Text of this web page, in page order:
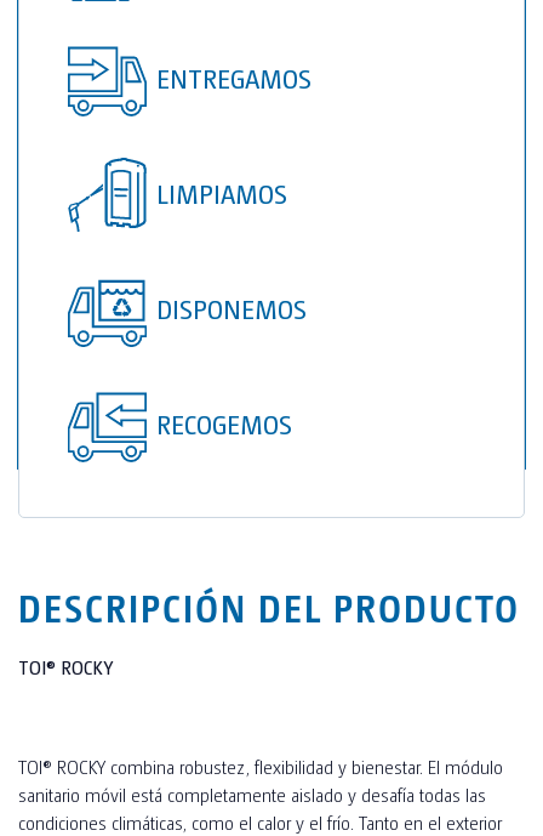
SANI TOI®
TOI® HEATER
TOI® SHOWER
TOI® SHOWER EMERGE
ENTREGAMOS
LIMPIAMOS
DISPONEMOS
RECOGEMOS
DESCRIPCIÓN DEL PRODUCTO
TOI® ROCKY
TOI® ROCKY combina robustez, flexibilidad y bienestar. El módulo
sanitario móvil está completamente aislado y desafía todas las
condiciones climáticas, como el calor y el frío. Tanto en el exterior